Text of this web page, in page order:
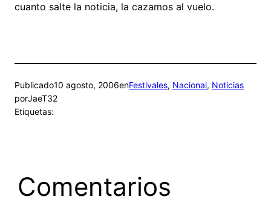
cuanto salte la noticia, la cazamos al vuelo.
Publicado10 agosto, 2006enFestivales, Nacional, Noticias
porJaeT32
Etiquetas:
Comentarios